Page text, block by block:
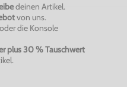
deinen Artikel.
von uns.
die Konsole
plus 30 % Tauschwert